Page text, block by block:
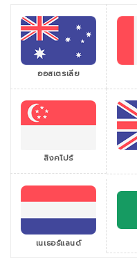
ออสเตรเลีย
สิงคโปร์
เนเธอร์แลนด์